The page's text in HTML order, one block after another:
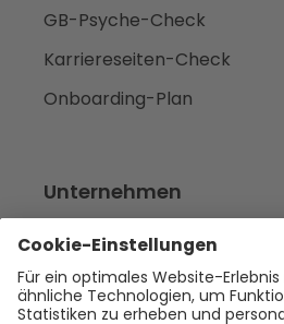
GB-Psyche-Check
Karriereseiten-Check
Onboarding-Plan
Unternehmen
Empfehlen
Über uns
Presse